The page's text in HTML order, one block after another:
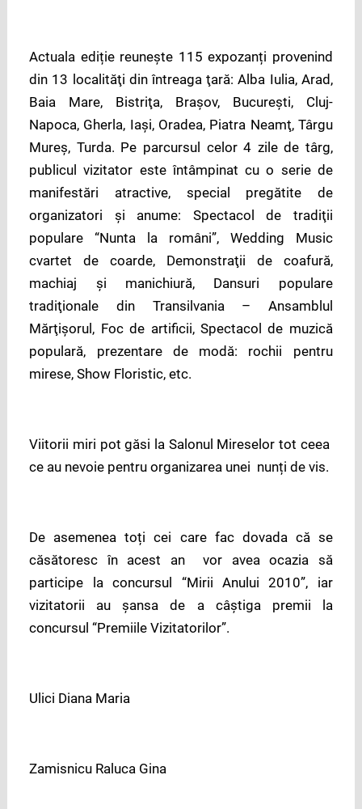
Actuala ediție reunește 115 expozanți provenind
din 13 localităţi din întreaga ţară: Alba Iulia, Arad,
Baia Mare, Bistriţa, Braşov, Bucureşti, Cluj-
Napoca, Gherla, Iaşi, Oradea, Piatra Neamţ, Târgu
Mureş, Turda. Pe parcursul celor 4 zile de târg,
publicul vizitator este întâmpinat cu o serie de
manifestări atractive, special pregătite de
organizatori și anume: Spectacol de tradiţii
populare “Nunta la români”, Wedding Music
cvartet de coarde, Demonstraţii de coafură,
machiaj și manichiură, Dansuri populare
tradiţionale din Transilvania – Ansamblul
Mărţişorul, Foc de artificii, Spectacol de muzică
populară, prezentare de modă: rochii pentru
mirese, Show Floristic, etc.
Viitorii miri pot găsi la Salonul Mireselor tot ceea
ce au nevoie pentru organizarea unei nunți de vis.
De asemenea toți cei care fac dovada că se
căsătoresc în acest an vor avea ocazia să
participe la concursul “Mirii Anului 2010”, iar
vizitatorii au șansa de a câștiga premii la
concursul “Premiile Vizitatorilor”.
Ulici Diana Maria
Zamisnicu Raluca Gina